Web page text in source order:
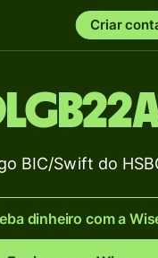
Criar
BIC/Swift do
dinheiro com a